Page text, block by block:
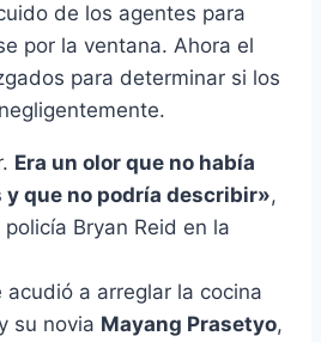
de los agentes para
por la ventana. Ahora el
para determinar si los
Era un olor que no había
que no podría describir»,
Bryan Reid en la
a arreglar la cocina
su novia Mayang Prasetyo,